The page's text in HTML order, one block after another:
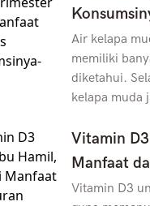
Air kelapa
memiliki
diketahui.
kelapa muda
Vitamin
Manfaat
Vitamin D3